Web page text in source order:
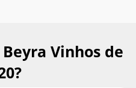
Vinhos de